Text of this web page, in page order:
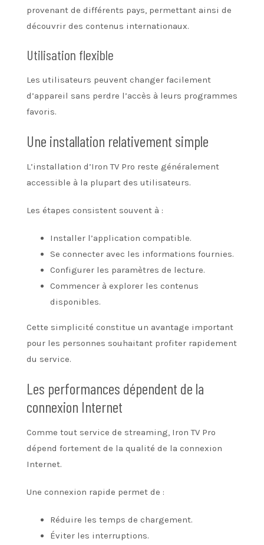
provenant de différents pays, permettant ainsi de
découvrir des contenus internationaux.
Utilisation flexible
Les utilisateurs peuvent changer facilement
d’appareil sans perdre l’accès à leurs programmes
favoris.
Une installation relativement simple
L’installation d’Iron TV Pro reste généralement
accessible à la plupart des utilisateurs.
Les étapes consistent souvent à :
Installer l’application compatible.
Se connecter avec les informations fournies.
Configurer les paramètres de lecture.
Commencer à explorer les contenus
disponibles.
Cette simplicité constitue un avantage important
pour les personnes souhaitant profiter rapidement
du service.
Les performances dépendent de la
connexion Internet
Comme tout service de streaming, Iron TV Pro
dépend fortement de la qualité de la connexion
Internet.
Une connexion rapide permet de :
Réduire les temps de chargement.
Éviter les interruptions.